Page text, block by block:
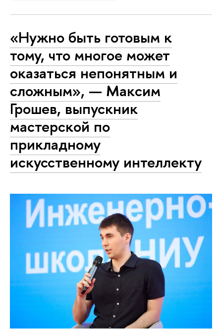
«Нужно быть готовым к
тому, что многое может
оказаться непонятным и
сложным», — Максим
Грошев, выпускник
мастерской по
прикладному
искусственному интеллекту